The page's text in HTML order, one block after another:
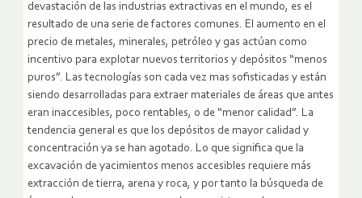
devastación de las industrias extractivas en el mundo, es el
resultado de una serie de factores comunes. El aumento en el
precio de metales, minerales, petróleo y gas actúan como
incentivo para explotar nuevos territorios y depósitos “menos
puros”. Las tecnologías son cada vez mas sofisticadas y están
siendo desarrolladas para extraer materiales de áreas que antes
eran inaccesibles, poco rentables, o de “menor calidad”. La
tendencia general es que los depósitos de mayor calidad y
concentración ya se han agotado. Lo que significa que la
excavación de yacimientos menos accesibles requiere más
extracción de tierra, arena y roca, y por tanto la búsqueda de